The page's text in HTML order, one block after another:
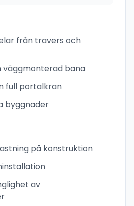
från travers och
väggmonterad bana
full portalkran
byggnader
på konstruktion
av